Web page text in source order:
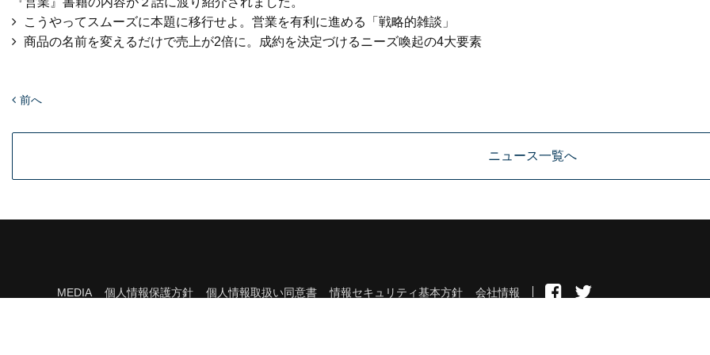
こうやってスムーズに本題に移行せよ。営業を有利に進める「戦略的雑談」
商品の名前を変えるだけで売上が2倍に。成約を決定づけるニーズ喚起の4大要素
前へ
ニュース一覧へ
MEDIA 個人情報保護方針 個人情報取扱い同意書 情報セキュリティ基本方針 会社情報